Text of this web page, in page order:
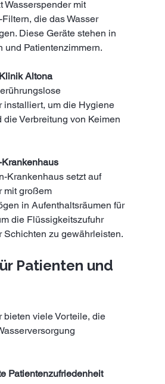
die das Wasser
Diese Geräte stehen in
und Patientenzimmern.
Altona
installiert, um die Hygiene
die Verbreitung von Keimen
mit großem
in Aufenthaltsräumen für
die Flüssigkeitszufuhr
Schichten zu gewährleisten.
Patienten und
bieten viele Vorteile, die
Patientenzufriedenheit